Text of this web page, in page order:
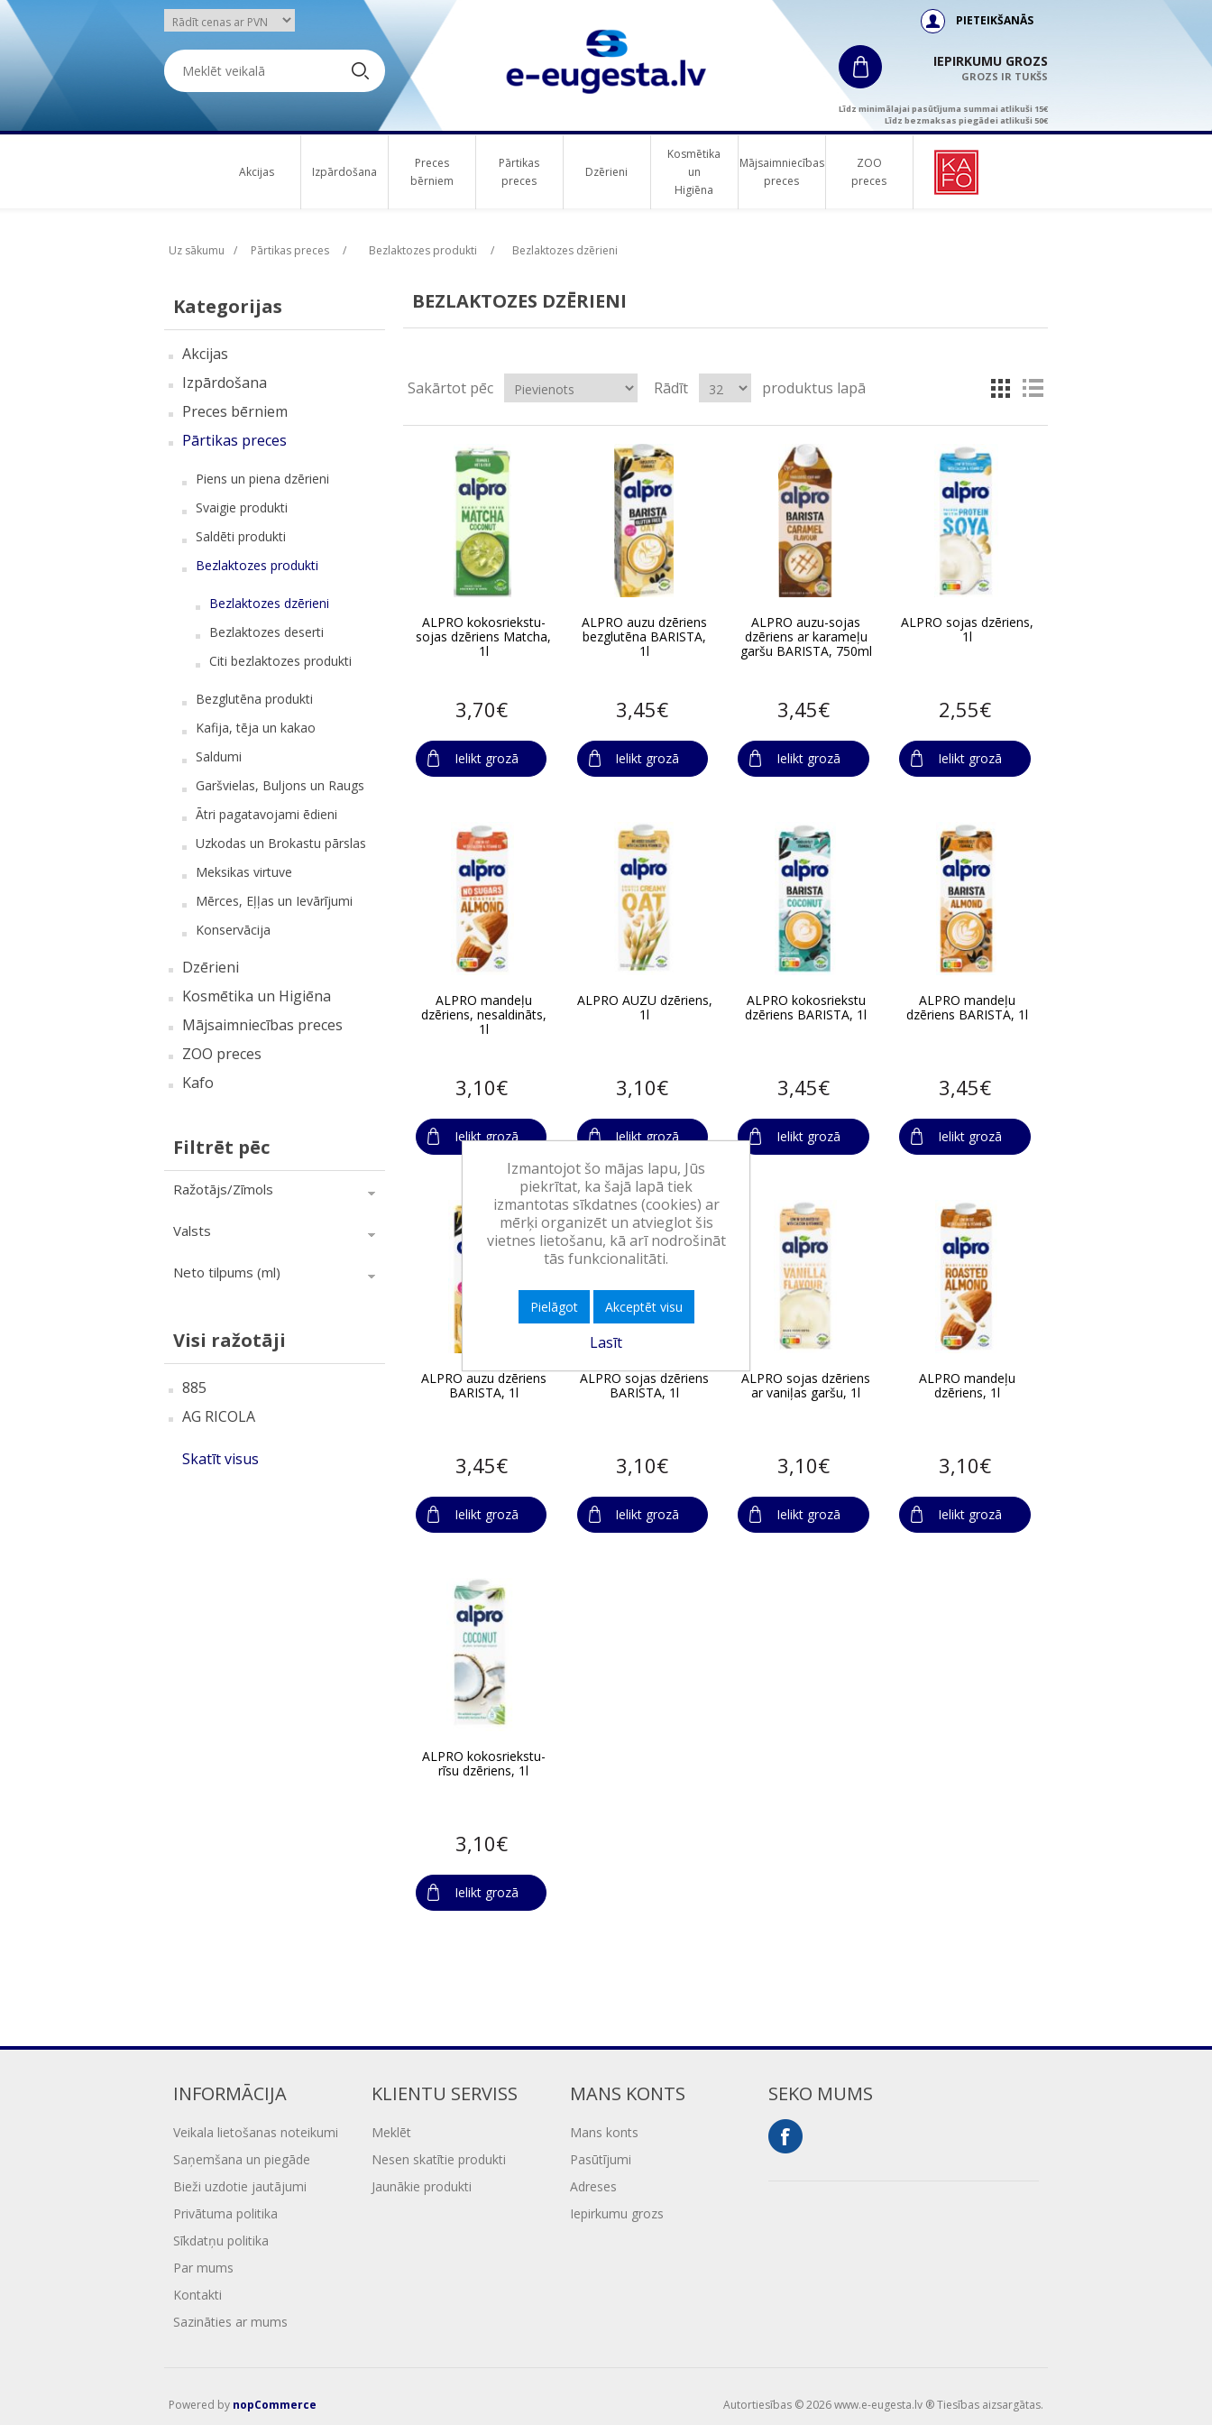
PIETEIKŠANĀS
IEPIRKUMU GROZS
GROZS IR TUKŠS
Līdz minimālajai pasūtījuma summai atlikuši 15€
Līdz bezmaksas piegādei atlikuši 50€
Akcijas Izpārdošana
Preces
bērniem
Pārtikas
preces
Dzērieni
Kosmētika
un
Higiēna
Mājsaimniecības
preces
ZOO
preces
Uz sākumu / Pārtikas preces / Bezlaktozes produkti / Bezlaktozes dzērieni
Kategorijas
Akcijas
Izpārdošana
Preces bērniem
Pārtikas preces
Piens un piena dzērieni
Svaigie produkti
Saldēti produkti
Bezlaktozes produkti
Bezlaktozes dzērieni
Bezlaktozes deserti
Citi bezlaktozes produkti
Bezglutēna produkti
Kafija, tēja un kakao
Saldumi
Garšvielas, Buljons un Raugs
Ātri pagatavojami ēdieni
Uzkodas un Brokastu pārslas
Meksikas virtuve
Mērces, Eļļas un Ievārījumi
Konservācija
Dzērieni
Kosmētika un Higiēna
Mājsaimniecības preces
ZOO preces
Kafo
Filtrēt pēc
Ražotājs/Zīmols
Valsts
Neto tilpums (ml)
Visi ražotāji
885
AG RICOLA
Skatīt visus
BEZLAKTOZES DZĒRIENI
Sakārtot pēc Rādīt produktus lapā
ALPRO kokosriekstu-
sojas dzēriens Matcha,
1l
3,70€
Ielikt grozā
ALPRO auzu dzēriens
bezglutēna BARISTA,
1l
3,45€
Ielikt grozā
ALPRO auzu-sojas
dzēriens ar karameļu
garšu BARISTA, 750ml
3,45€
Ielikt grozā
ALPRO sojas dzēriens,
1l
2,55€
Ielikt grozā
ALPRO mandeļu
dzēriens, nesaldināts,
1l
3,10€
Ielikt grozā
ALPRO AUZU dzēriens,
1l
3,10€
Ielikt grozā
ALPRO kokosriekstu
dzēriens BARISTA, 1l
3,45€
Ielikt grozā
ALPRO mandeļu
dzēriens BARISTA, 1l
3,45€
Ielikt grozā
ALPRO auzu dzēriens
BARISTA, 1l
3,45€
Ielikt grozā
ALPRO sojas dzēriens
BARISTA, 1l
3,10€
Ielikt grozā
ALPRO sojas dzēriens
ar vaniļas garšu, 1l
3,10€
Ielikt grozā
ALPRO mandeļu
dzēriens, 1l
3,10€
Ielikt grozā
ALPRO kokosriekstu-
rīsu dzēriens, 1l
3,10€
Ielikt grozā
INFORMĀCIJA
Veikala lietošanas noteikumi
Saņemšana un piegāde
Bieži uzdotie jautājumi
Privātuma politika
Sīkdatņu politika
Par mums
Kontakti
Sazināties ar mums
KLIENTU SERVISS
Meklēt
Nesen skatītie produkti
Jaunākie produkti
MANS KONTS
Mans konts
Pasūtījumi
Adreses
Iepirkumu grozs
SEKO MUMS
Autortiesības © 2026 www.e-eugesta.lv ® Tiesības aizsargātas.
Powered by nopCommerce
Izmantojot šo mājas lapu, Jūs
piekrītat, ka šajā lapā tiek
izmantotas sīkdatnes (cookies) ar
mērķi organizēt un atvieglot šis
vietnes lietošanu, kā arī nodrošināt
tās funkcionalitāti.
Pielāgot Akceptēt visu
Lasīt